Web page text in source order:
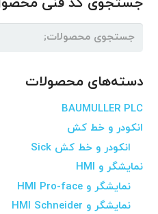
جستجو
دسته‌های محصولات
BAUMULLER PLC
انکودر و خط کش
انکودر و خط کش Sick
نمایشگر و HMI
نمایشگر و HMI Pro-face
نمایشگر و HMI Schneider